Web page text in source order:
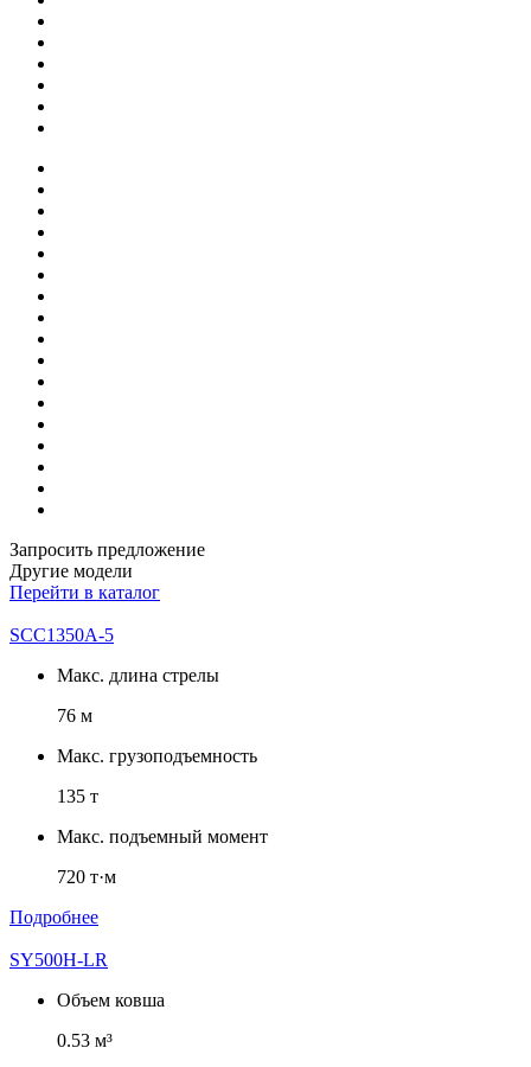
Запросить предложение
Другие модели
Перейти в каталог
SCC1350A-5
Макс. длина стрелы
76 м
Макс. грузоподъемность
135 т
Макс. подъемный момент
720 т·м
Подробнее
SY500H-LR
Объем ковша
0.53 м³